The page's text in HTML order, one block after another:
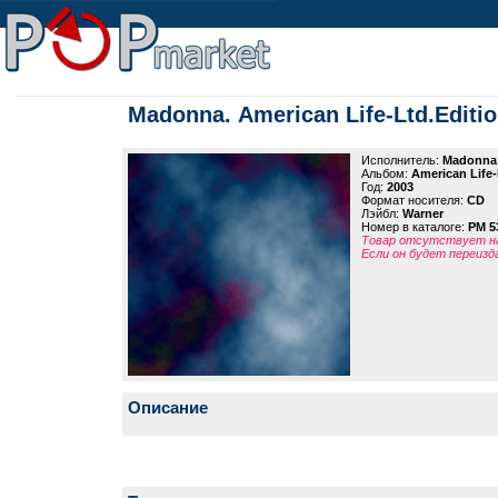
Madonna. American Life-
Исполнитель: Madonna
Альбом: American
Год: 2003
Формат носителя: CD
Лэйбл: Warner
Номер в каталоге: PM
Товар отсутствует
Если он будет
Описание